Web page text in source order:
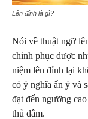
Lên đỉnh là gì?
Nói về thuật ngữ
chinh phục được
niệm lên đỉnh lại
có ý nghĩa ẩn ý và
đạt đến ngưỡng
thủ dâm.